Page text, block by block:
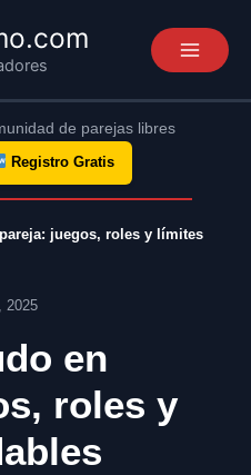
de parejas libres
Registro Gratis
juegos, roles y límites
2025
en
roles y